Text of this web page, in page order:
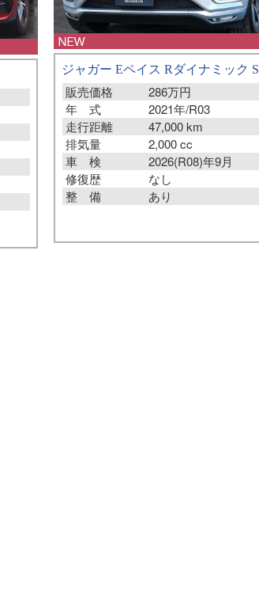
ジャガー Eペイス Rダイナミック S
販売価格
286万円
年 式
2021年/R03
走行距離
47,000 km
排気量
2,000 cc
車 検
2026(R08)年9月
修復歴
なし
整 備
あり